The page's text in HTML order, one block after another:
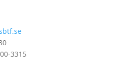
3315